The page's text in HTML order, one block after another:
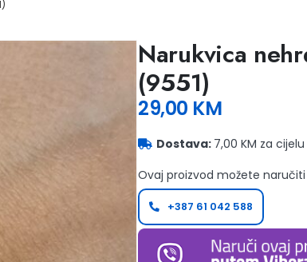
Narukvica
(9551)
29,00 KM
Dostava: 7,00 KM za
Ovaj proizvod možete
+387 61 042 588